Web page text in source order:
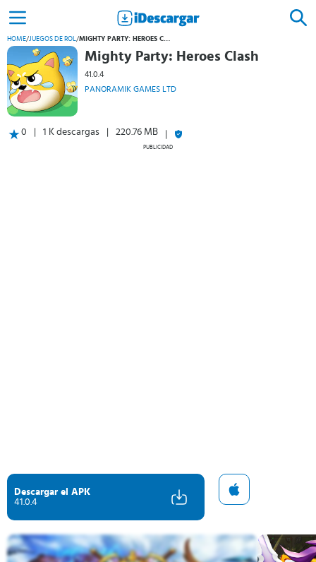
HOME/JUEGOS DE ROL/ MIGHTY PARTY: HEROES CLASH
Mighty Party: Heroes Clash
41.0.4
PANORAMIK GAMES LTD
0 1 K descargas 220.76 MB
PUBLICIDAD
Descargar el APK
41.0.4